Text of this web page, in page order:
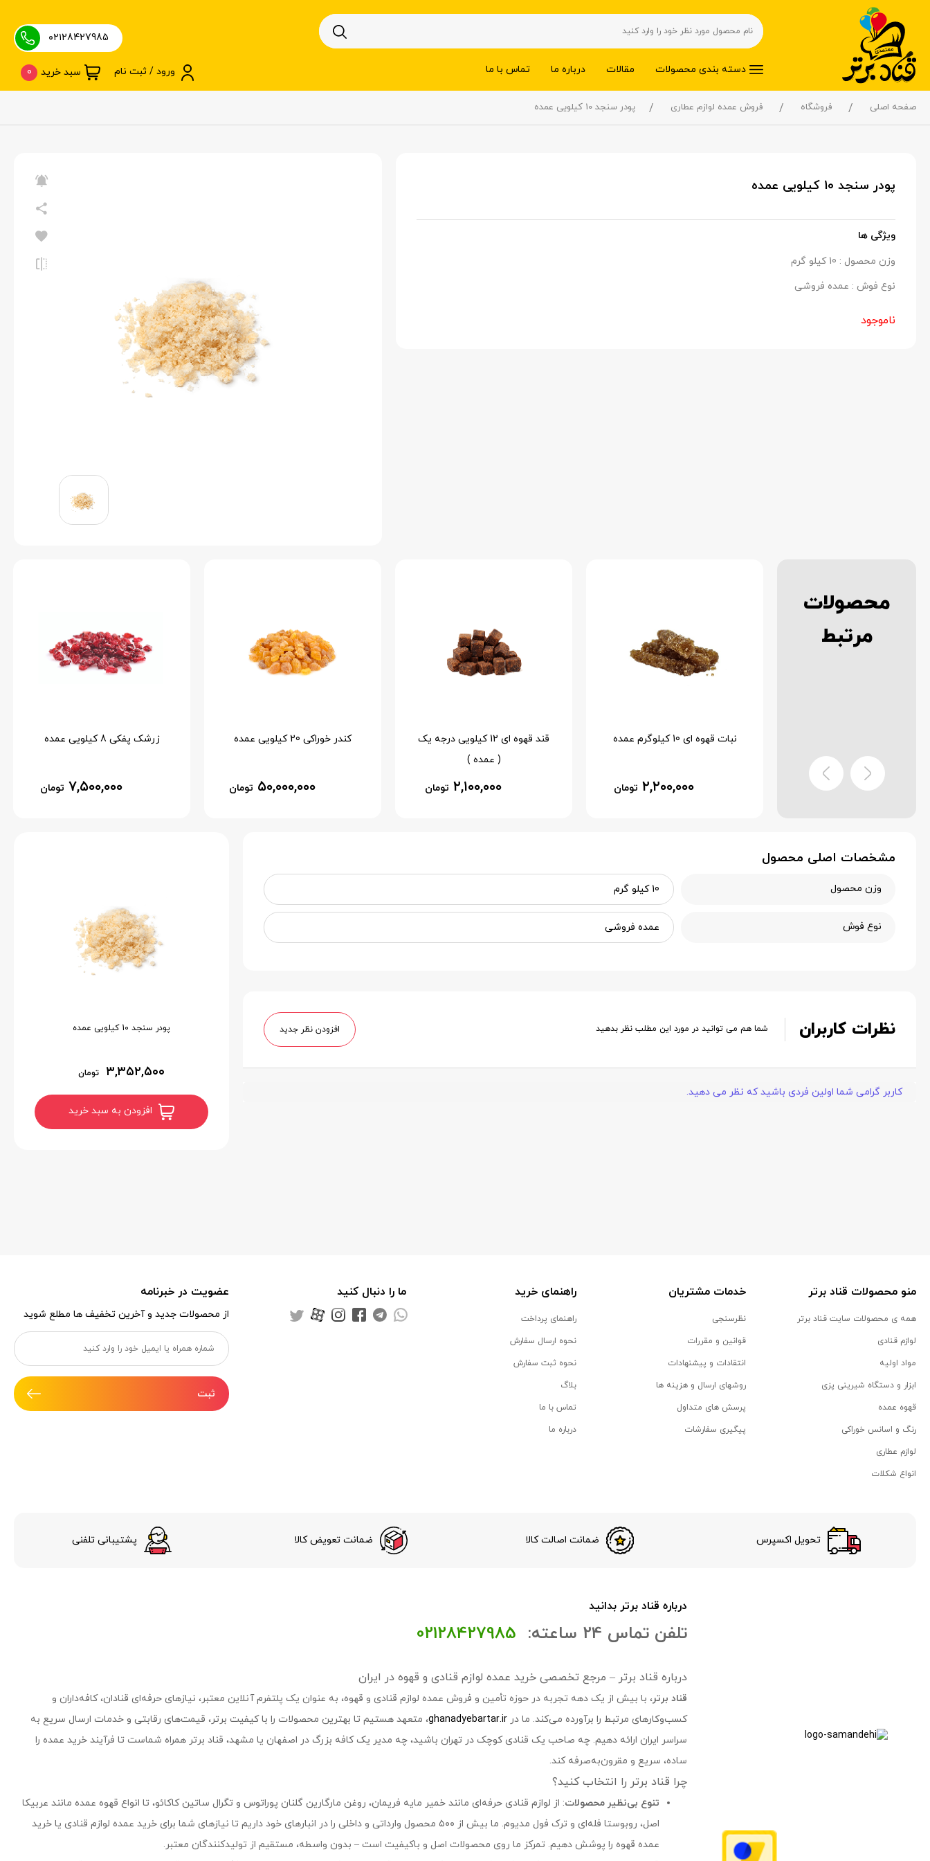
دسته بندی محصولات مقالات درباره ما تماس با ما
۰۲۱28427985
ورود / ثبت نام سبد خرید 0
صفحه اصلی فروشگاه فروش عمده لوازم عطاری پودر سنجد 10 کیلویی عمده
پودر سنجد 10 کیلویی عمده
ویژگی ها
وزن محصول : 10 کیلو گرم
نوع فوش : عمده فروشی
ناموجود
محصولات
مرتبط
۲,۲۰۰,۰۰۰ تومان
نبات قهوه ای 10 کیلوگرم عمده
۲,۲۰۰,۰۰۰ تومان
قند قهوه ای 12 کیلویی درجه یک
( عمده )
۲,۱۰۰,۰۰۰ تومان
کندر خوراکی 20 کیلویی عمده
۵۰,۰۰۰,۰۰۰ تومان
زرشک پفکی 8 کیلویی عمده
۷,۵۰۰,۰۰۰ تومان
مشخصات اصلی محصول
وزن محصول 10 کیلو گرم
نوع فوش عمده فروشی
نظرات کاربران شما هم می توانید در مورد این مطلب نظر بدهید افزودن نظر جدید
کاربر گرامی شما اولین فردی باشید که نظر می دهید.
پودر سنجد 10 کیلویی عمده
۳,۳۵۲,۵۰۰ تومان
افزودن به سبد خرید
منو محصولات قناد برتر
همه ی محصولات سایت قناد برتر
لوازم قنادی
مواد اولیه
ابزار و دستگاه شیرینی پزی
قهوه عمده
رنگ و اسانس خوراکی
لوازم عطاری
انواع شکلات
خدمات مشتریان
نظرسنجی
قوانین و مقررات
انتقادات و پیشنهادات
روشهای ارسال و هزینه ها
پرسش های متداول
پیگیری سفارشات
راهنمای خرید
راهنمای پرداخت
نحوه ارسال سفارش
نحوه ثبت سفارش
بلاگ
تماس با ما
درباره ما
ما را دنبال کنید عضویت در خبرنامه
از محصولات جدید و آخرین تخفیف ها مطلع شوید
ثبت
تحویل اکسپرس ضمانت اصالت کالا ضمانت تعویض کالا پشتیبانی تلفنی
درباره قناد برتر بدانید
تلفن تماس 24 ساعته: 02128427985
درباره قناد برتر – مرجع تخصصی خرید عمده لوازم قنادی و قهوه در ایران
قناد برتر، با بیش از یک دهه تجربه در حوزه تأمین و فروش عمده لوازم قنادی و قهوه، به عنوان یک پلتفرم آنلاین معتبر، نیازهای حرفه‌ای قنادان، کافه‌داران و
کسب‌وکارهای مرتبط را برآورده می‌کند. ما در ghanadyebartar.ir، متعهد هستیم تا بهترین محصولات را با کیفیت برتر، قیمت‌های رقابتی و خدمات ارسال سریع به
سراسر ایران ارائه دهیم. چه صاحب یک قنادی کوچک در تهران باشید، چه مدیر یک کافه بزرگ در اصفهان یا مشهد، قناد برتر همراه شماست تا فرآیند خرید عمده را
ساده، سریع و مقرون‌به‌صرفه کند.
چرا قناد برتر را انتخاب کنید؟
تنوع بی‌نظیر محصولات: از لوازم قنادی حرفه‌ای مانند خمیر مایه فریمان، روغن مارگارین گلنان پوراتوس و تگرال ساتین کاکائو، تا انواع قهوه عمده مانند عربیکا
اصل، روبوستا فله‌ای و ترک فول مدیوم. ما بیش از ۵۰۰ محصول وارداتی و داخلی را در انبارهای خود داریم تا نیازهای شما برای خرید عمده لوازم قنادی یا خرید
عمده قهوه را پوشش دهیم. تمرکز ما روی محصولات اصل و باکیفیت است – بدون واسطه، مستقیم از تولیدکنندگان معتبر.